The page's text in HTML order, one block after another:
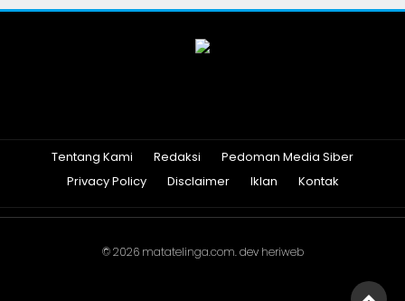
Tentang Kami Redaksi
Pedoman Media Siber
Privacy Policy
Disclaimer Iklan Kontak
© 2026 matatelinga.com. dev heriweb